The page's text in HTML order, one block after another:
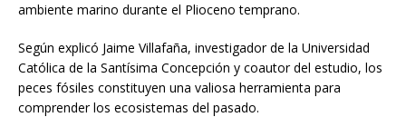
ambiente marino durante el Plioceno temprano.
Según explicó Jaime Villafaña, investigador de la Universidad
Católica de la Santísima Concepción y coautor del estudio, los
peces fósiles constituyen una valiosa herramienta para
comprender los ecosistemas del pasado.